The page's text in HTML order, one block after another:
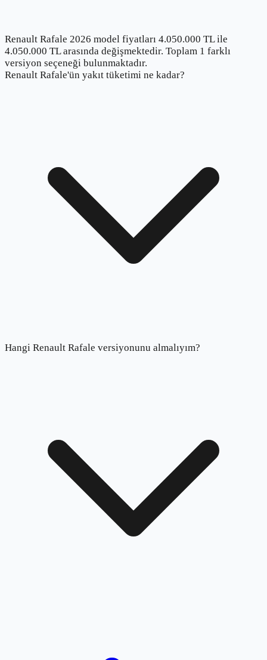
Renault Rafale 2026 model fiyatları 4.050.000 TL ile
4.050.000 TL arasında değişmektedir. Toplam 1 farklı
versiyon seçeneği bulunmaktadır.
Renault Rafale'ün yakıt tüketimi ne kadar?
Hangi Renault Rafale versiyonunu almalıyım?